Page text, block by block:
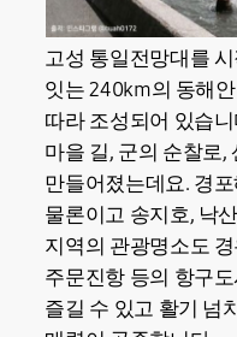
고성 통일전망대를
잇는 240km의 동해
따라 조성되어 있습
마을 길, 군의 순찰로,
만들어졌는데요. 경
물론이고 송지호, 낙
지역의 관광명소도
주문진항 등의 항구
즐길 수 있고 활기 넘